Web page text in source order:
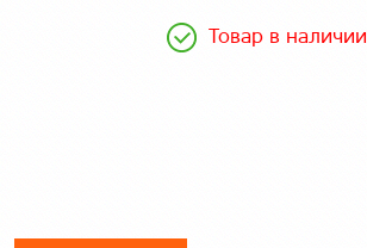
Товар в наличии